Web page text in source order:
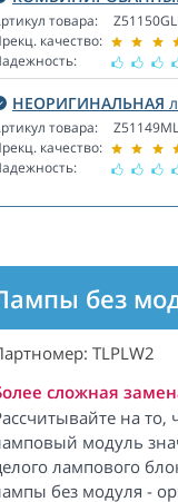
товара:
качество:
НЕОРИГИНАЛЬНАЯ
товара:
качество:
Z51149ML
без
TLPLW2
сложная
на
модуль
лампового
без модуля -